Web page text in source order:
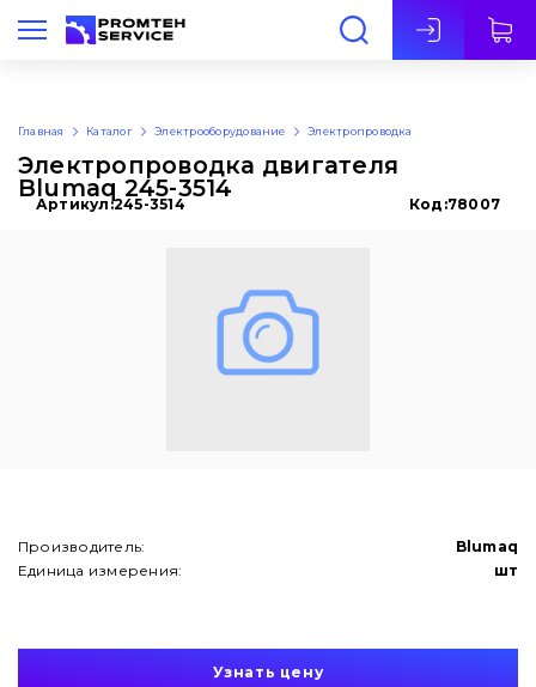
Рус
Главная Каталог Электрооборудование Электропроводка
Электропроводка двигателя
Blumaq 245-3514
Артикул:245-3514 Код:78007
Производитель:
Blumaq
Единица измерения:
шт
Узнать цену